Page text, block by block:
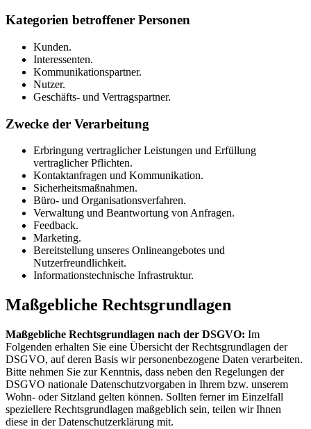
Kategorien betroffener Personen
Kunden.
Interessenten.
Kommunikationspartner.
Nutzer.
Geschäfts- und Vertragspartner.
Zwecke der Verarbeitung
Erbringung vertraglicher Leistungen und Erfüllung
vertraglicher Pflichten.
Kontaktanfragen und Kommunikation.
Sicherheitsmaßnahmen.
Büro- und Organisationsverfahren.
Verwaltung und Beantwortung von Anfragen.
Feedback.
Marketing.
Bereitstellung unseres Onlineangebotes und
Nutzerfreundlichkeit.
Informationstechnische Infrastruktur.
Maßgebliche Rechtsgrundlagen
Maßgebliche Rechtsgrundlagen nach der DSGVO: Im
Folgenden erhalten Sie eine Übersicht der Rechtsgrundlagen der
DSGVO, auf deren Basis wir personenbezogene Daten verarbeiten.
Bitte nehmen Sie zur Kenntnis, dass neben den Regelungen der
DSGVO nationale Datenschutzvorgaben in Ihrem bzw. unserem
Wohn- oder Sitzland gelten können. Sollten ferner im Einzelfall
speziellere Rechtsgrundlagen maßgeblich sein, teilen wir Ihnen
diese in der Datenschutzerklärung mit.